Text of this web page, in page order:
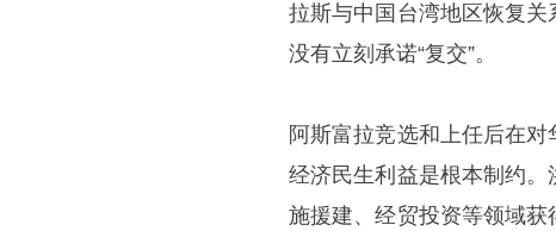
拉斯与中国台湾地区恢复关
没有立刻承诺“复交”。
阿斯富拉竞选和上任后在
经济民生利益是根本制约
施援建、经贸投资等领域